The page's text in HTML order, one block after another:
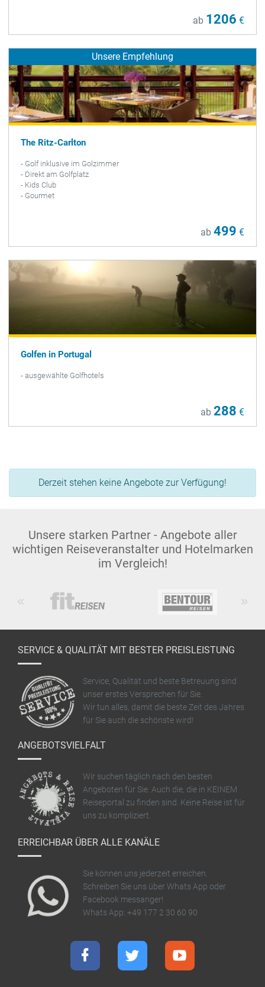
ab 1206 €
Unsere Empfehlung
The Ritz-Carlton
- Golf inklusive im Golzimmer
- Direkt am Golfplatz
- Kids Club
- Gourmet
ab 499 €
Golfen in Portugal
- ausgewählte Golfhotels
ab 288 €
Derzeit stehen keine Angebote zur Verfügung!
Unsere starken Partner - Angebote aller
wichtigen Reiseveranstalter und Hotelmarken
im Vergleich!
SERVICE & QUALITÄT MIT BESTER PREISLEISTUNG
Service, Qualität und beste Betreuung sind
unser erstes Versprechen für Sie.
Wir tun alles, damit die beste Zeit des Jahres
für Sie auch die schönste wird!
ANGEBOTSVIELFALT
Wir suchen täglich nach den besten
Angeboten für Sie. Auch die, die in KEINEM
Reiseportal zu finden sind. Keine Reise ist für
uns zu kompliziert.
ERREICHBAR ÜBER ALLE KANÄLE
Sie können uns jederzeit erreichen.
Schreiben Sie uns über Whats App oder
Facebook messanger!
Whats App: +49 177 2 30 60 90